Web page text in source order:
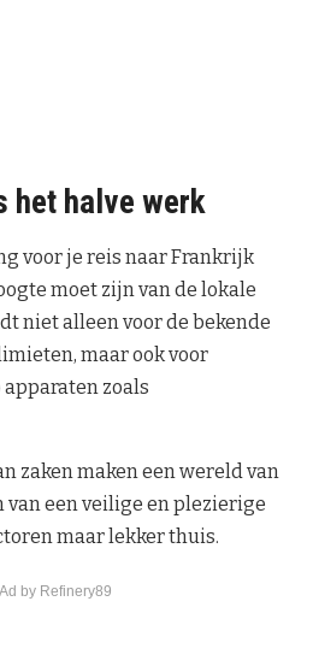
het halve werk
voor je reis naar Frankrijk
moet zijn van de lokale
niet alleen voor de bekende
maar ook voor
zoals
zaken maken een wereld van
een veilige en plezierige
maar lekker thuis.
by Refinery89